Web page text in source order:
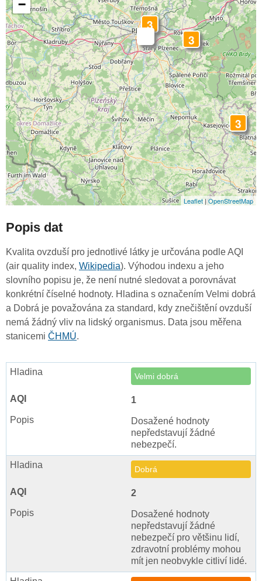
3
3
3
−
Leaflet |OpenStreetMap
Popis dat
Kvalita ovzduší pro jednotlivé látky je určována podle AQI
(air quality index, Wikipedia). Výhodou indexu a jeho
slovního popisu je, že není nutné sledovat a porovnávat
konkrétní číselné hodnoty. Hladina s označením Velmi dobrá
a Dobrá je považována za standard, kdy znečištění ovzduší
nemá žádný vliv na lidský organismus. Data jsou měřena
stanicemi ČHMÚ.
Velmi dobrá
1
Dosažené hodnoty
nepředstavují žádné
nebezpečí.
Dobrá
2
Dosažené hodnoty
nepředstavují žádné
nebezpečí pro většinu lidí,
zdravotní problémy mohou
mít jen neobvykle citliví lidé.